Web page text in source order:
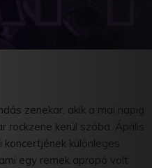
zenekar, akik a mai napig
rockzene kerül szóba. Április
koncertjének különleges
egy remek apropó volt